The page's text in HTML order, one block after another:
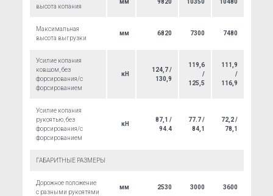
высота копания
мм 9820 10350 10480
Максимальная
высота выгрузки
мм 6820 7300 7480
Усилие копания
ковшом, без
форсирования/с
форсированием
кН
124,7 /
130,9
119,6
/
125,5
111,9
/
116,9
Усилие копания
рукоятью, без
форсирования/с
форсированием
кН
87,1 /
94.4
77.7 /
84,1
72,2 /
78,1
ГАБАРИТНЫЕ РАЗМЕРЫ
Дорожное положение
с разными рукоятями
мм 2530 3000 3600